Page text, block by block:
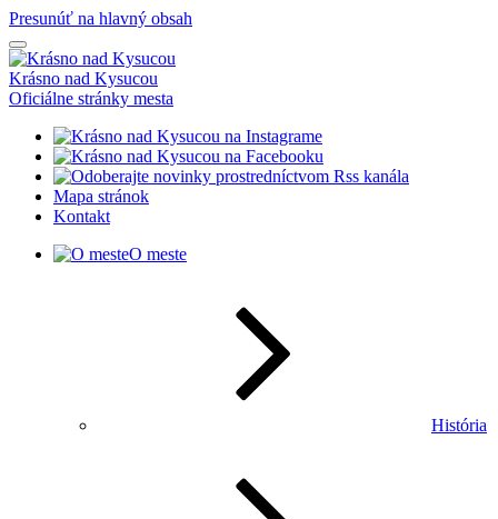
Presunúť na hlavný obsah
Krásno nad Kysucou
Oficiálne stránky mesta
Mapa stránok
Kontakt
O meste
História